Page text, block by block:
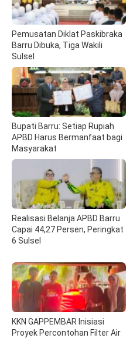
Pemusatan Diklat Paskibraka
Barru Dibuka, Tiga Wakili
Sulsel
Bupati Barru: Setiap Rupiah
APBD Harus Bermanfaat bagi
Masyarakat
Realisasi Belanja APBD Barru
Capai 44,27 Persen, Peringkat
6 Sulsel
KKN GAPPEMBAR Inisiasi
Proyek Percontohan Filter Air